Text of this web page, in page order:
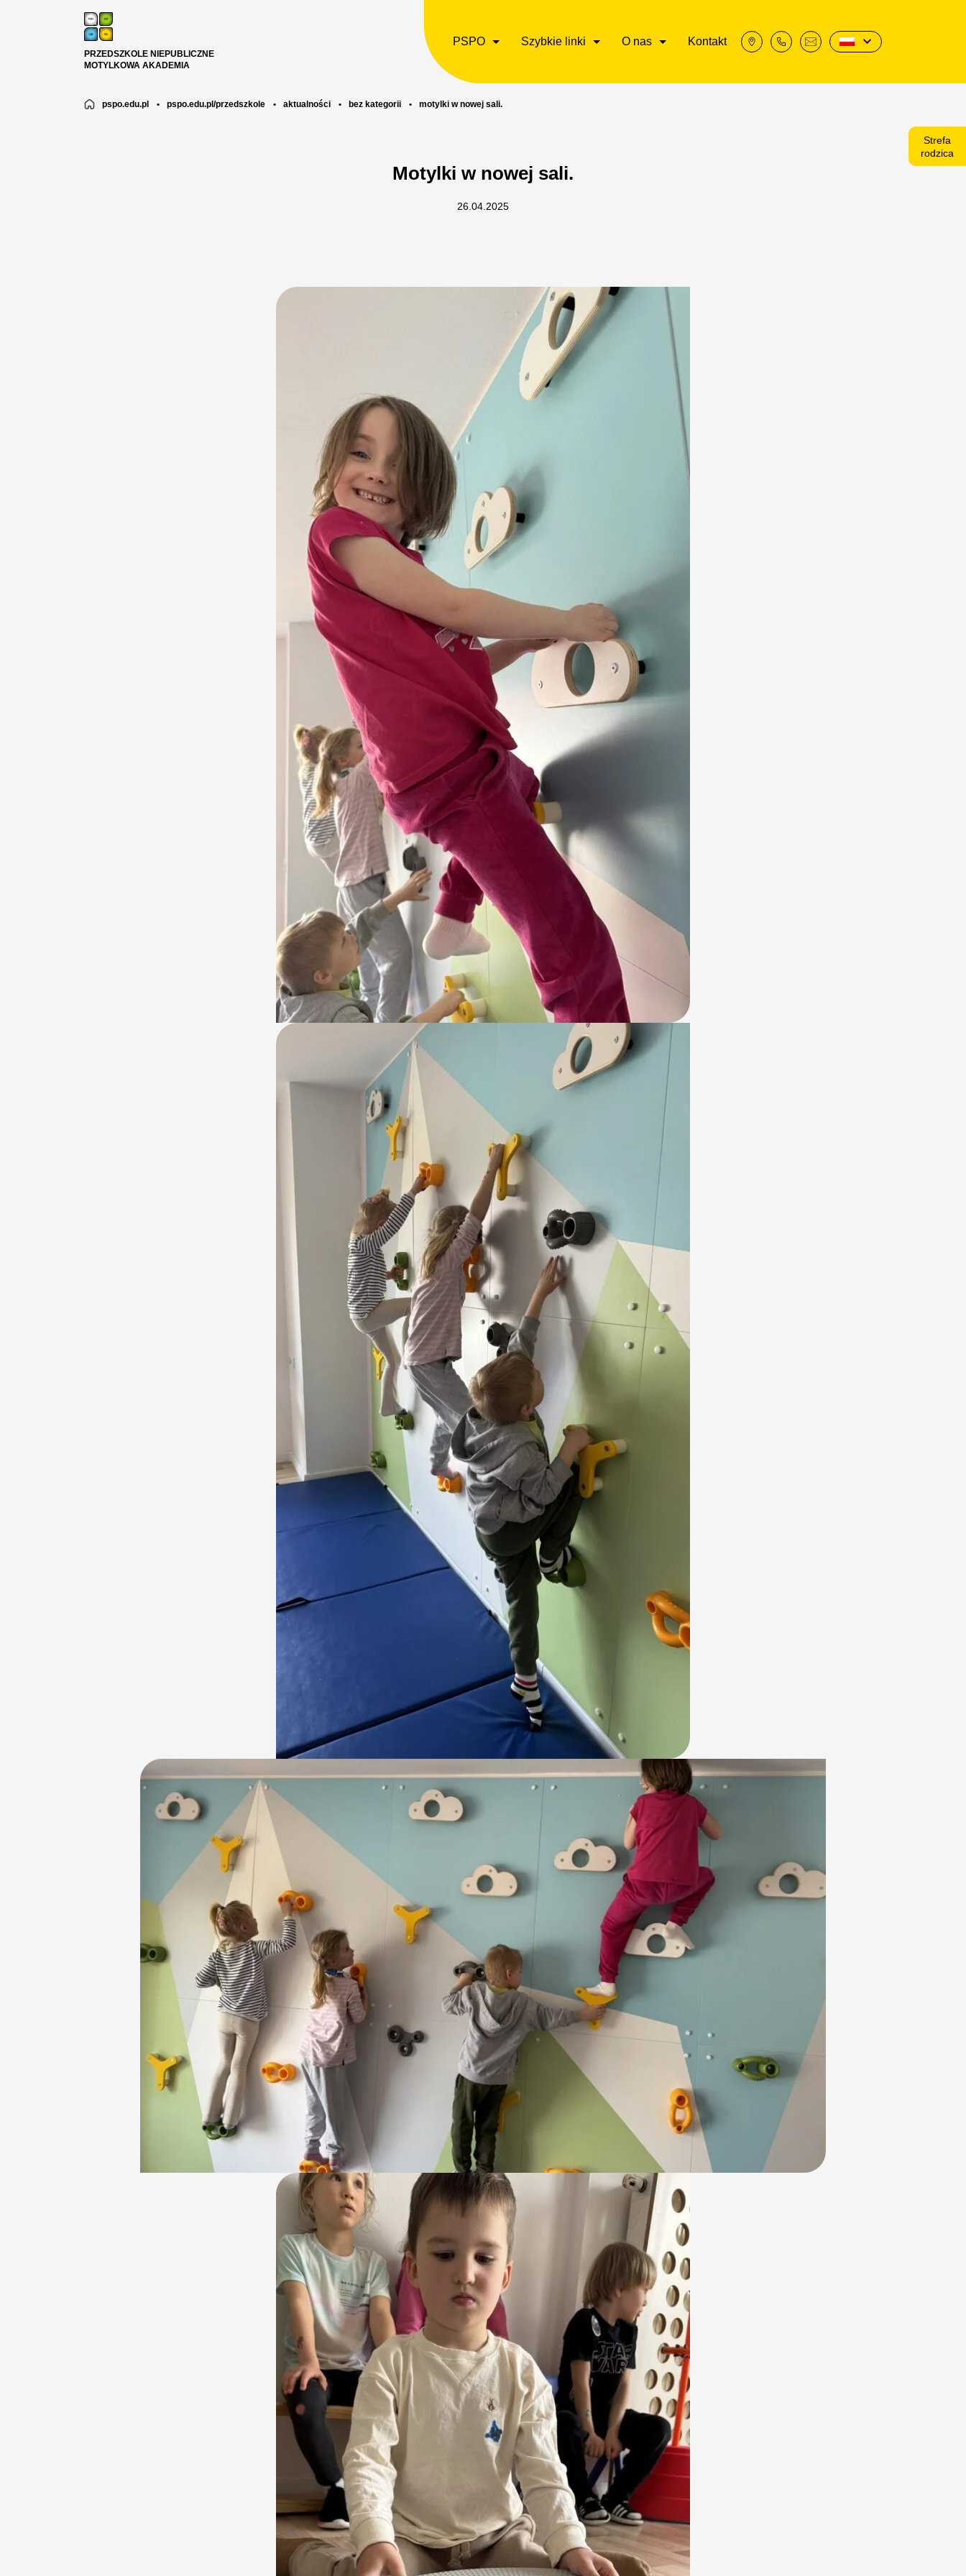
PRZEDSZKOLE NIEPUBLICZNE
MOTYLKOWA AKADEMIA
PSPO Szybkie linki O nas Kontakt
pspo.edu.pl • pspo.edu.pl/przedszkole • aktualności • bez kategorii • motylki w nowej sali.
Motylki w nowej sali.
26.04.2025
Strefa
rodzica